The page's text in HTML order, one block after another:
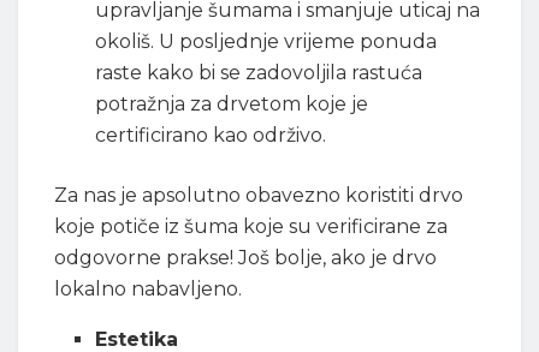
upravljanje šumama i smanjuje uticaj na
okoliš. U posljednje vrijeme ponuda
raste kako bi se zadovoljila rastuća
potražnja za drvetom koje je
certificirano kao održivo.
Za nas je apsolutno obavezno koristiti drvo
koje potiče iz šuma koje su verificirane za
odgovorne prakse! Još bolje, ako je drvo
lokalno nabavljeno.
Estetika